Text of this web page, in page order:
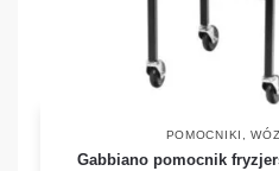
POMOCNIKI,
Gabbiano pomocnik